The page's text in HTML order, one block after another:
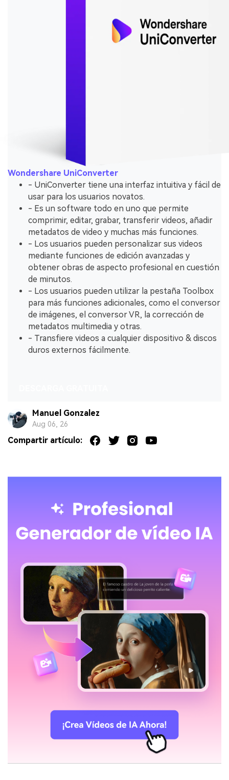
Wondershare UniConverter
- UniConverter tiene una interfaz intuitiva y fácil de
usar para los usuarios novatos.
- Es un software todo en uno que permite
comprimir, editar, grabar, transferir videos, añadir
metadatos de video y muchas más funciones.
- Los usuarios pueden personalizar sus videos
mediante funciones de edición avanzadas y
obtener obras de aspecto profesional en cuestión
de minutos.
- Los usuarios pueden utilizar la pestaña Toolbox
para más funciones adicionales, como el conversor
de imágenes, el conversor VR, la corrección de
metadatos multimedia y otras.
- Transfiere videos a cualquier dispositivo & discos
duros externos fácilmente.
Manuel Gonzalez
Aug 06, 26
Compartir artículo: